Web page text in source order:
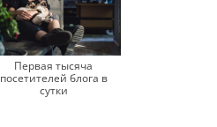
Первая тысяча
посетителей блога в
сутки